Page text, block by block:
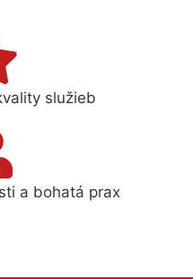
služieb
a bohatá prax